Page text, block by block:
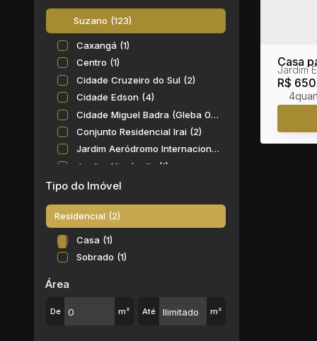
Suzano (123)
Caxangá (1)
Centro (1)
Cidade Cruzeiro do Sul (2)
Cidade Edson (4)
Cidade Miguel Badra (Gleba 02) (1)
Conjunto Residencial Irai (2)
Jardim Aeródromo Internacional (1)
Jardim Alterópolis (1)
Jardim Ana Rosa (Palmeiras) (1)
Jardim Casa Branca (8)
Jardim das Flores (9)
Jardim do Bosque (1)
Tipo do Imóvel
Residencial (2)
Casa (1)
Sobrado (1)
Área
De m² Até m²
Casa
Jardim
R$
Jardim
4